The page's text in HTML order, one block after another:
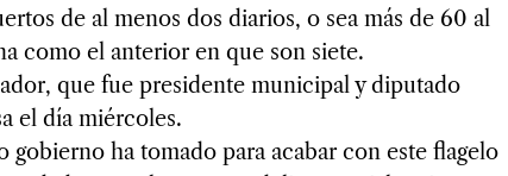
de al menos dos diarios, o sea más de 60 al
como el anterior en que son siete.
que fue presidente municipal y diputado
el día miércoles.
gobierno ha tomado para acabar con este flagelo